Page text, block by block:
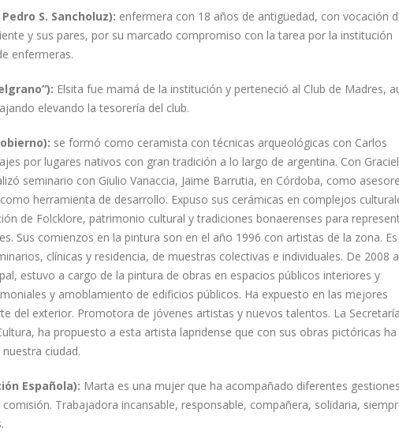
S. Sancholuz): enfermera con 18 años de antigüedad, con vocación
y sus pares, por su marcado compromiso con la tarea por la institución
enfermeras.
Elsita fue mamá de la institución y perteneció al Club de Madres,
elevando la tesorería del club.
se formó como ceramista con técnicas arqueológicas con Carlos
por lugares nativos con gran tradición a lo largo de argentina. Con
seminario con Giulio Vanaccia, Jaime Barrutia, en Córdoba, como
herramienta de desarrollo. Expuso sus cerámicas en complejos
de Folcklore, patrimonio cultural y tradiciones bonaerenses para
Sus comienzos en la pintura son en el año 1996 con artistas de la zona. Es
clínicas y residencia, de muestras colectivas e individuales. De 2008 a
estuvo a cargo de la pintura de obras en espacios públicos interiores y
y amoblamiento de edificios públicos. Ha expuesto en las mejores
del exterior. Promotora de jóvenes artistas y nuevos talentos. La Secretaría
ha propuesto a esta artista lapridense que con sus obras pictóricas ha
ciudad.
Española): Marta es una mujer que ha acompañado diferentes gestiones
Trabajadora incansable, responsable, compañera, solidaria,